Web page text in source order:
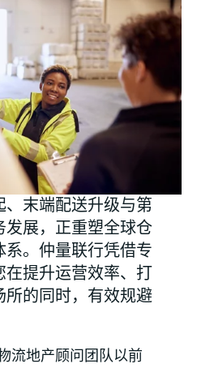
、末端配送升级与第
发展，正重塑全球仓
系。仲量联行凭借专
在提升运营效率、打
所的同时，有效规避
流地产顾问团队以前